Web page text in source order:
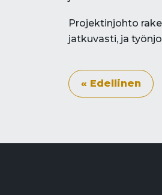
Projektinjohto
jatkuvasti, ja
« Edellinen